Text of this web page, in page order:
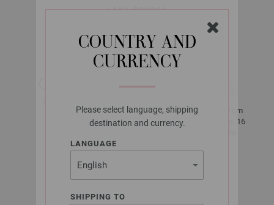
COUNTRY AND
CURRENCY
Please select language, shipping
destination and currency.
LANGUAGE
SHIPPING TO
LANA GROSSA
MERINO MISCELA
per 50 g
5 - 6
10 x 10 cm
22 Righe, 16
Tg. 38 - 40
ca. 550 g